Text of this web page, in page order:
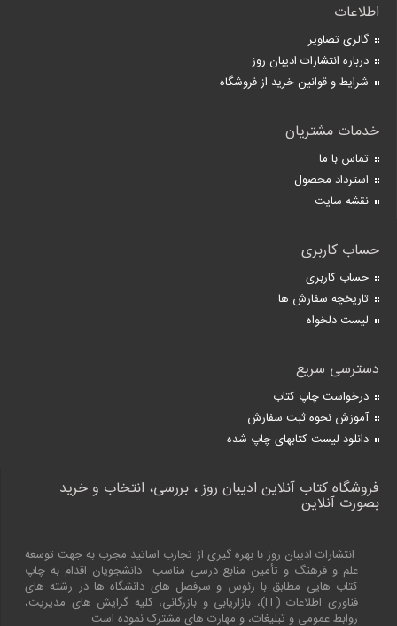
اطلاعات
گالری تصاویر
درباره انتشارات ادیبان روز
شرایط و قوانین خرید از فروشگاه
خدمات مشتریان
تماس با ما
استرداد محصول
نقشه سایت
حساب کاربری
حساب کاربری
تاریخچه سفارش ها
لیست دلخواه
دسترسی سریع
درخواست چاپ کتاب
آموزش نحوه ثبت سفارش
دانلود لیست کتابهای چاپ شده
فروشگاه کتاب آنلاین ادیبان روز ، بررسی، انتخاب و خرید
بصورت آنلاین
انتشارات ادیبان روز با بهره گیری از تجارب اساتید مجرب به جهت توسعه
علم و فرهنگ و تأمین منابع درسی مناسب دانشجویان اقدام به چاپ
کتاب هایی مطابق با رئوس و سرفصل های دانشگاه ها در رشته های
فناوری اطلاعات (IT)، بازاریابی و بازرگانی، کلیه گرایش های مدیریت،
روابط عمومی و تبلیغات، و مهارت های مشترک نموده است.